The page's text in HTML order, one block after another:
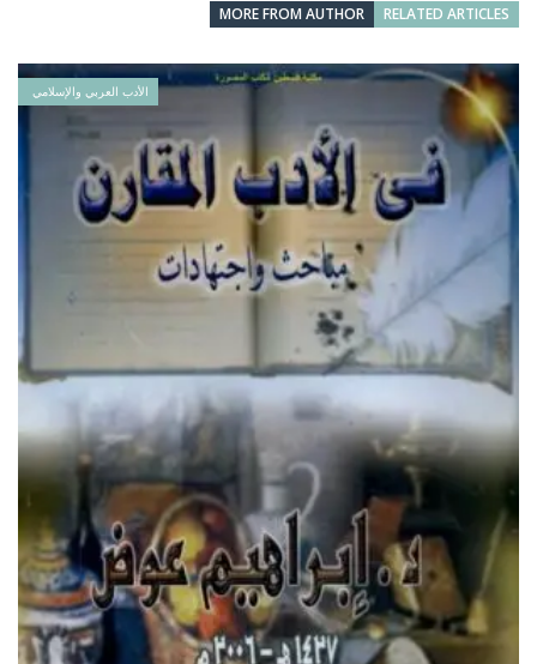
RELATED ARTICLES
MORE FROM AUTHOR
الأدب العربي والإسلامي